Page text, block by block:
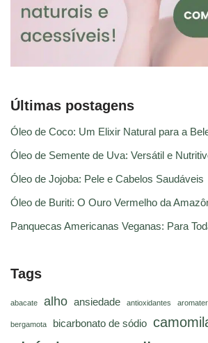
Últimas postagens
Óleo de Coco: Um Elixir Natural para a
Óleo de Semente de Uva: Versátil e
Óleo de Jojoba: Pele e Cabelos Saudáveis
Óleo de Buriti: O Ouro Vermelho da
Panquecas Americanas Veganas: Para
Tags
abacate alho ansiedade antioxidantes
bergamota bicarbonato de sódio